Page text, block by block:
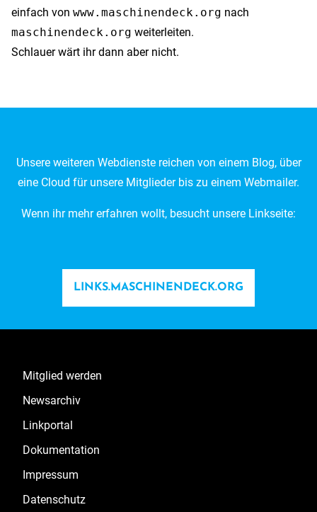
einfach von www.maschinendeck.org nach
maschinendeck.org weiterleiten.
Schlauer wärt ihr dann aber nicht.
Unsere weiteren Webdienste reichen von einem Blog, über
eine Cloud für unsere Mitglieder bis zu einem Webmailer.
Wenn ihr mehr erfahren wollt, besucht unsere Linkseite:
LINKS.MASCHINENDECK.ORG
Mitglied werden
Newsarchiv
Linkportal
Dokumentation
Impressum
Datenschutz